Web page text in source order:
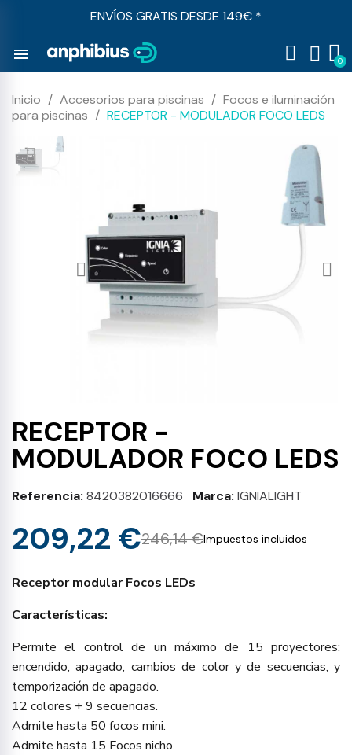
ENVÍOS GRATIS DESDE 149€ *
menu
Inicio Accesorios para piscinas
Focos e iluminación
para piscinas
RECEPTOR - MODULADOR FOCO LEDS
RECEPTOR -
MODULADOR FOCO LEDS
Referencia 8420382016666 Marca IGNIALIGHT
246,14 €
209,22 € Impuestos incluidos
Receptor modular Focos LEDs
Características:
Permite el control de un máximo de 15 proyectores:
encendido, apagado, cambios de color y de secuencias, y
temporización de apagado.
12 colores + 9 secuencias.
Admite hasta 50 focos mini.
Admite hasta 15 Focos nicho.